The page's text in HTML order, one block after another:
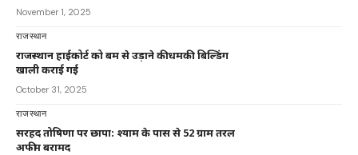
November 1, 2025
राजस्थान
राजस्थान हाईकोर्ट को बम से उड़ाने की धमकी: बिल्डिंग
खाली कराई गई
October 31, 2025
राजस्थान
सरहद तोषिणा पर छापा: श्याम के पास से 52 ग्राम तरल
अफीम बरामद